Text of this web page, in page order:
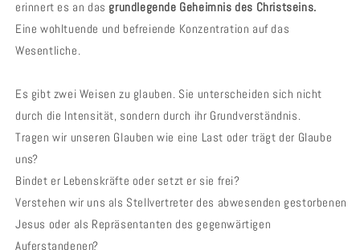
erinnert es an das grundlegende Geheimnis des Christseins.
Eine wohltuende und befreiende Konzentration auf das
Wesentliche.
Es gibt zwei Weisen zu glauben. Sie unterscheiden sich nicht
durch die Intensität, sondern durch ihr Grundverständnis.
Tragen wir unseren Glauben wie eine Last oder trägt der Glaube
uns?
Bindet er Lebenskräfte oder setzt er sie frei?
Verstehen wir uns als Stellvertreter des abwesenden gestorbenen
Jesus oder als Repräsentanten des gegenwärtigen
Auferstandenen?